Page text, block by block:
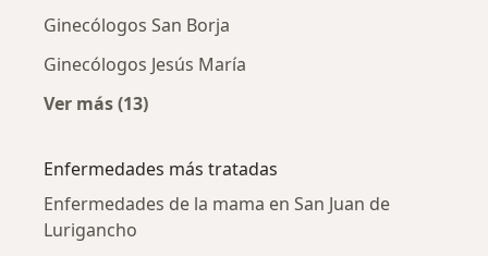
Ginecólogos San Borja
Ginecólogos Jesús María
Ver más (13)
Enfermedades más tratadas
Enfermedades de la mama en San Juan de
Lurigancho